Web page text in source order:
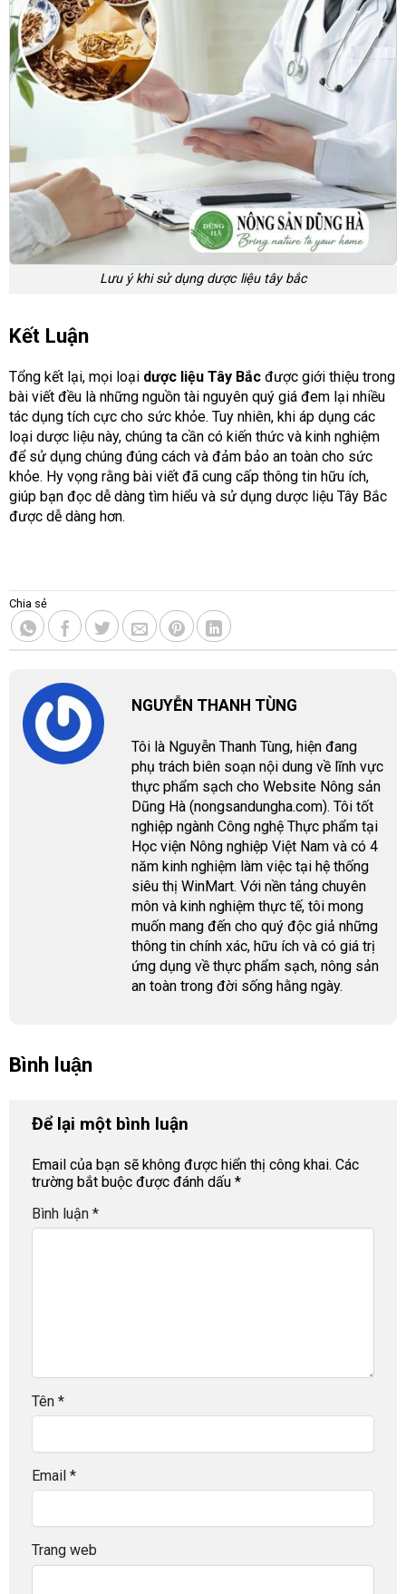
Lưu ý khi sử dụng dược liệu tây bắc
Kết Luận
Tổng kết lại, mọi loại dược liệu Tây Bắc được giới thiệu trong
bài viết đều là những nguồn tài nguyên quý giá đem lại nhiều
tác dụng tích cực cho sức khỏe. Tuy nhiên, khi áp dụng các
loại dược liệu này, chúng ta cần có kiến thức và kinh nghiệm
để sử dụng chúng đúng cách và đảm bảo an toàn cho sức
khỏe. Hy vọng rằng bài viết đã cung cấp thông tin hữu ích,
giúp bạn đọc dễ dàng tìm hiểu và sử dụng dược liệu Tây Bắc
được dễ dàng hơn.
Chia sẻ
NGUYỄN THANH TÙNG
Tôi là Nguyễn Thanh Tùng, hiện đang
phụ trách biên soạn nội dung về lĩnh vực
thực phẩm sạch cho Website Nông sản
Dũng Hà (nongsandungha.com). Tôi tốt
nghiệp ngành Công nghệ Thực phẩm tại
Học viện Nông nghiệp Việt Nam và có 4
năm kinh nghiệm làm việc tại hệ thống
siêu thị WinMart. Với nền tảng chuyên
môn và kinh nghiệm thực tế, tôi mong
muốn mang đến cho quý độc giả những
thông tin chính xác, hữu ích và có giá trị
ứng dụng về thực phẩm sạch, nông sản
an toàn trong đời sống hằng ngày.
Bình luận
Để lại một bình luận
Email của bạn sẽ không được hiển thị công khai. Các
trường bắt buộc được đánh dấu *
Bình luận *
Tên *
Email *
Trang web